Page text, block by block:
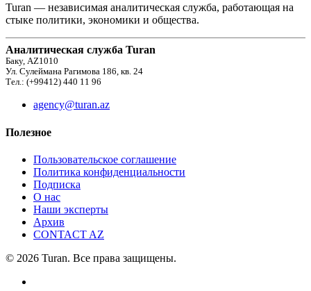
Turan — независимая аналитическая служба, работающая на
стыке политики, экономики и общества.
Аналитическая служба Turan
Баку, AZ1010
Ул. Сулеймана Рагимова 186, кв. 24
Тел.: (+99412) 440 11 96
agency@turan.az
Полезное
Пользовательское соглашение
Политика конфиденциальности
Подписка
О нас
Наши эксперты
Архив
CONTACT AZ
© 2026 Turan. Все права защищены.